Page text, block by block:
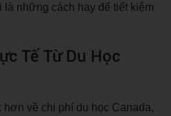
những cách hay để tiết kiệm
Tế Từ Du Học
về chi phí du học Canada,